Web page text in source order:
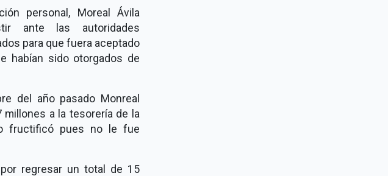
personal, Moreal Ávila
ante las autoridades
para que fuera aceptado
habían sido otorgados de
del año pasado Monreal
a la tesorería de la
fructificó pues no le fue
regresar un total de 15